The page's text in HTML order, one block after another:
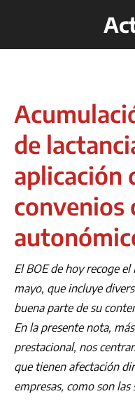
de
aplicación
convenios
El BOE de hoy recoge el
mayo, que incluye
buena parte de su
En la presente nota,
prestacional, nos
que tienen afectación
empresas, como son las